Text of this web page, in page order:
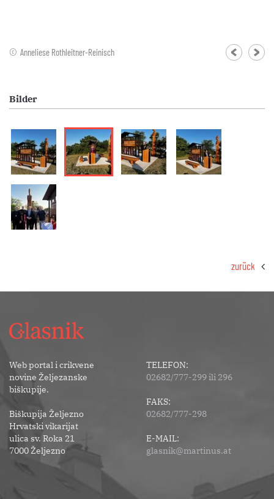
Anneliese Rothleitner-Reinisch
Bilder
zurück
Web portal i crikvene
novine Željezanske
biškupije.
Biškupija Željezno
Hrvatski vikarijat
ulica sv. Roka 21
7000 Željezno
TELEFON:
02682/777-299 ili 296
FAKS:
02682/777-298
E-MAIL:
glasnik@martinus.at